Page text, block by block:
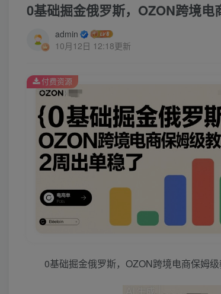
0基础掘金俄罗斯，OZON跨境
admin
10月12日 12:18更新
付费资源
0基础掘金俄罗斯，OZON跨境电商保姆级